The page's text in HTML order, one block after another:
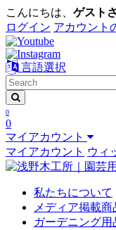
こんにちは、 ゲスト
ログイン アカウント
言語選択
0
0
マイアカウント
マイアカウント ウィ
私たちについて
メディア掲載商
ガーデニング用